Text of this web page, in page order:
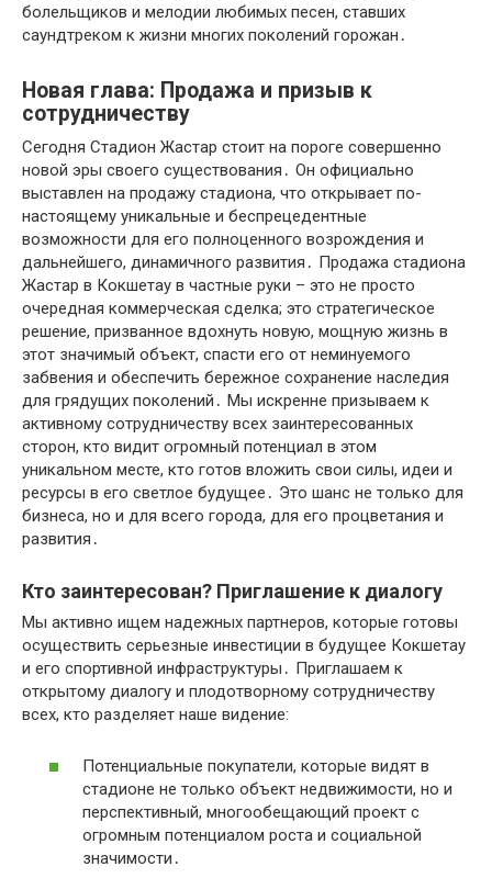
болельщиков и мелодии любимых песен, ставших
саундтреком к жизни многих поколений горожан․
Новая глава: Продажа и призыв к
сотрудничеству
Сегодня Стадион Жастар стоит на пороге совершенно
новой эры своего существования․ Он официально
выставлен на продажу стадиона, что открывает по-
настоящему уникальные и беспрецедентные
возможности для его полноценного возрождения и
дальнейшего, динамичного развития․ Продажа стадиона
Жастар в Кокшетау в частные руки – это не просто
очередная коммерческая сделка; это стратегическое
решение, призванное вдохнуть новую, мощную жизнь в
этот значимый объект, спасти его от неминуемого
забвения и обеспечить бережное сохранение наследия
для грядущих поколений․ Мы искренне призываем к
активному сотрудничеству всех заинтересованных
сторон, кто видит огромный потенциал в этом
уникальном месте, кто готов вложить свои силы, идеи и
ресурсы в его светлое будущее․ Это шанс не только для
бизнеса, но и для всего города, для его процветания и
развития․
Кто заинтересован? Приглашение к диалогу
Мы активно ищем надежных партнеров, которые готовы
осуществить серьезные инвестиции в будущее Кокшетау
и его спортивной инфраструктуры․ Приглашаем к
открытому диалогу и плодотворному сотрудничеству
всех, кто разделяет наше видение:
Потенциальные покупатели, которые видят в
стадионе не только объект недвижимости, но и
перспективный, многообещающий проект с
огромным потенциалом роста и социальной
значимости․